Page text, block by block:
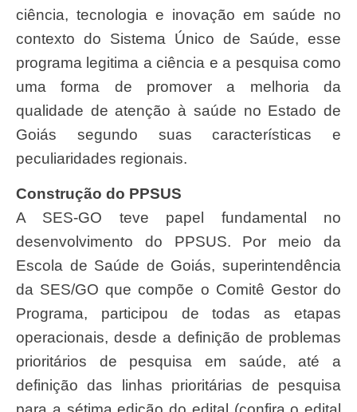
ciência, tecnologia e inovação em saúde no
contexto do Sistema Único de Saúde, esse
programa legitima a ciência e a pesquisa como
uma forma de promover a melhoria da
qualidade de atenção à saúde no Estado de
Goiás segundo suas características e
peculiaridades regionais.
Construção do PPSUS
A SES-GO teve papel fundamental no
desenvolvimento do PPSUS. Por meio da
Escola de Saúde de Goiás, superintendência
da SES/GO que compõe o Comitê Gestor do
Programa, participou de todas as etapas
operacionais, desde a definição de problemas
prioritários de pesquisa em saúde, até a
definição das linhas prioritárias de pesquisa